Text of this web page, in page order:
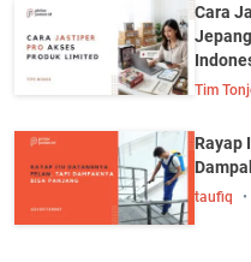
Cara
Tim
Rayap
taufiq